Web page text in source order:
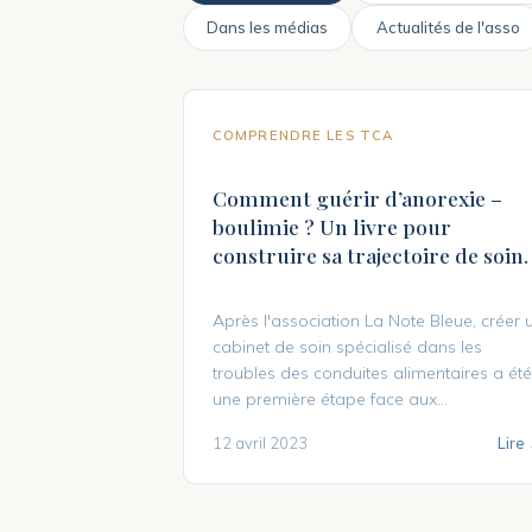
Dans les médias Actualités de l'asso
COMPRENDRE LES TCA
Comment guérir d’anorexie –
boulimie ? Un livre pour
construire sa trajectoire de soin.
Après l'association La Note Bleue, créer
cabinet de soin spécialisé dans les
troubles des conduites alimentaires a été
une première étape face aux...
12 avril 2023 Lire